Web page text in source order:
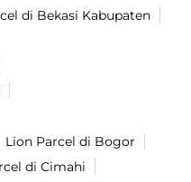
di Bekasi Kabupaten
Lion Parcel di Bogor
di Cimahi